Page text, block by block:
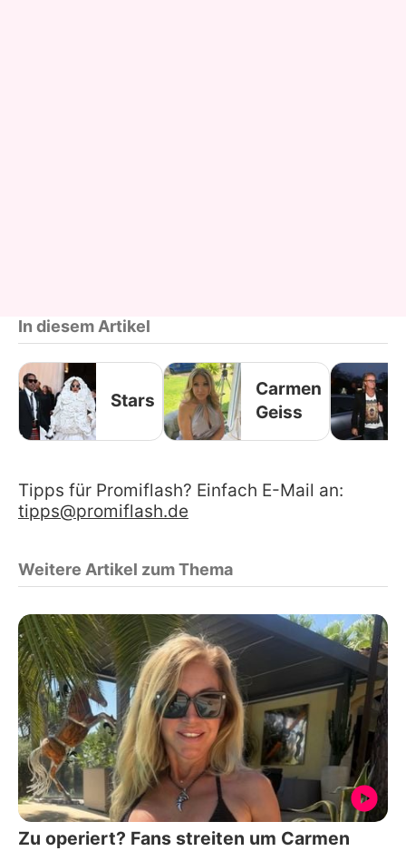
In diesem Artikel
Stars
Carmen
Geiss
Tipps für Promiflash? Einfach E-Mail an:
tipps@promiflash.de
Weitere Artikel zum Thema
Zu operiert? Fans streiten um Carmen